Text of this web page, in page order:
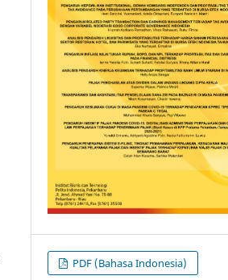
PDF (Bahasa Indonesia)